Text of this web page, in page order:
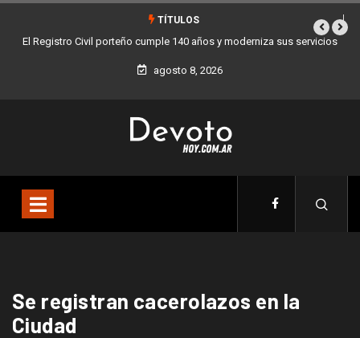
TÍTULOS
El Registro Civil porteño cumple 140 años y moderniza sus servicios
agosto 8, 2026
Se registran cacerolazos en la
Ciudad